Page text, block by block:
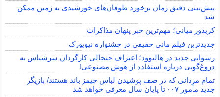
پیش‌بینی دقیق زمان برخورد طوفان‌های خورشیدی به زمین ممکن
شد
کریدور میانی؛ مهم‌ترین خبر پنهان مذاکرات
جدیدترین فیلم مانی حقیقی در جشنواره نیویورک
رسوایی جدید در هالیوود؛ اعتراف جنجالی کارگردان سرشناس به
دروغ‌گویی درباره استفاده از هوش مصنوعی!
تمام مردانی که در صف پوشیدن لباس جیمز باند هستند/ بازیگر
جدید مأمور ۰۰۷ تا پایان سال معرفی خواهد شد